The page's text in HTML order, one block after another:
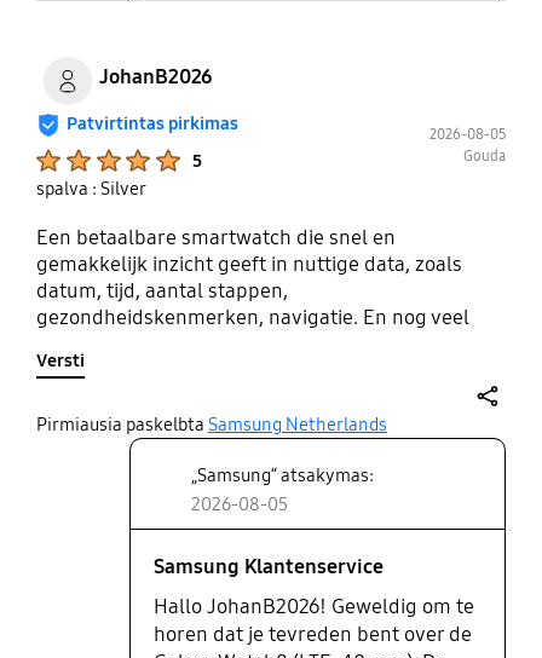
JohanB2026
Patvirtintas pirkimas
5
2026-08-05
Gouda
spalva : Silver
Een betaalbare smartwatch die snel en
gemakkelijk inzicht geeft in nuttige data, zoals
datum, tijd, aantal stappen,
gezondheidskenmerken, navigatie. En nog veel
Versti
Pirmiausia paskelbta Samsung Netherlands
„Samsung“ atsakymas:
2026-08-05
Samsung Klantenservice
Hallo JohanB2026! Geweldig om te
horen dat je tevreden bent over de